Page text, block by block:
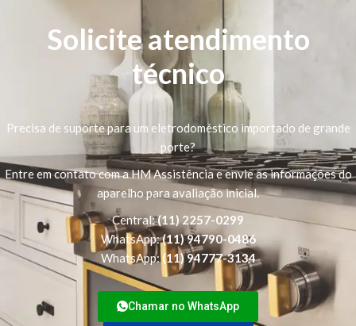
Solicite atendimento
técnico
Precisa de suporte para um eletrodoméstico importado de grande
porte?
Entre em contato com a HM Assistência e envie as informações do
aparelho para avaliação inicial.
Central:(11) 2257-0299
WhatsApp:(11) 94790-0486
WhatsApp:(11) 94777-3134
Chamar no WhatsApp